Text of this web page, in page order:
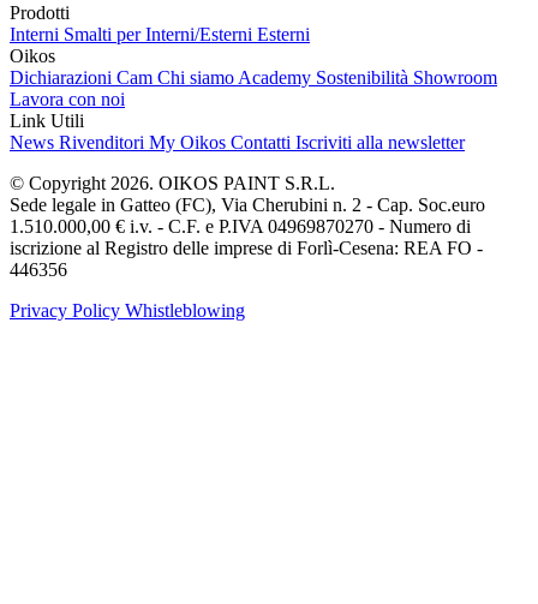
Prodotti
Interni Smalti per Interni/Esterni Esterni
Oikos
Dichiarazioni Cam Chi siamo Academy Sostenibilità Showroom
Lavora con noi
Link Utili
News Rivenditori My Oikos Contatti Iscriviti alla newsletter
© Copyright 2026. OIKOS PAINT S.R.L.
Sede legale in Gatteo (FC), Via Cherubini n. 2 - Cap. Soc.euro
1.510.000,00 € i.v. - C.F. e P.IVA 04969870270 - Numero di
iscrizione al Registro delle imprese di Forlì-Cesena: REA FO -
446356
Privacy Policy Whistleblowing